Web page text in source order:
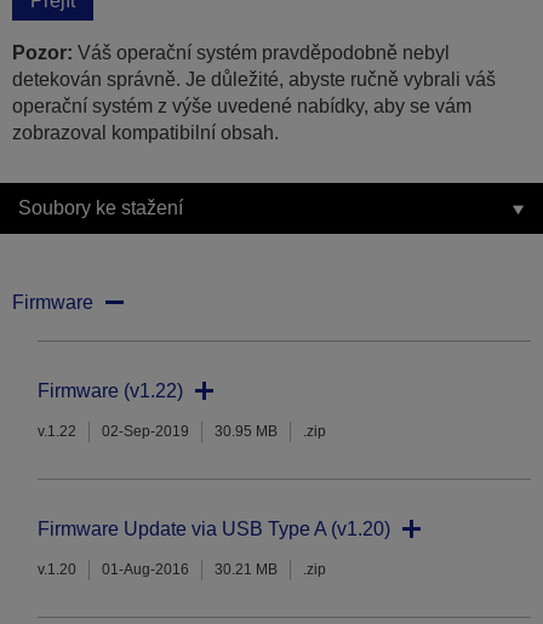
Pozor: Váš operační systém pravděpodobně nebyl
detekován správně. Je důležité, abyste ručně vybrali váš
operační systém z výše uvedené nabídky, aby se vám
zobrazoval kompatibilní obsah.
Soubory ke stažení
Firmware
Firmware (v1.22)
v.1.22 02-Sep-2019 30.95 MB .zip
Firmware Update via USB Type A (v1.20)
v.1.20 01-Aug-2016 30.21 MB .zip